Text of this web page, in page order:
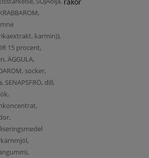
karmin)),
15 procent,
ÄGGULA,
socker,
SENAPSFRÖ, dill,